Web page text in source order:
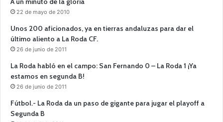
22 de mayo de 2010
Unos 200 aficionados, ya en tierras andaluzas para dar el
último aliento a La Roda CF.
26 de junio de 2011
La Roda habló en el campo: San Fernando 0 – La Roda 1 ¡Ya
estamos en segunda B!
26 de junio de 2011
Fútbol.- La Roda da un paso de gigante para jugar el playoff a
Segunda B